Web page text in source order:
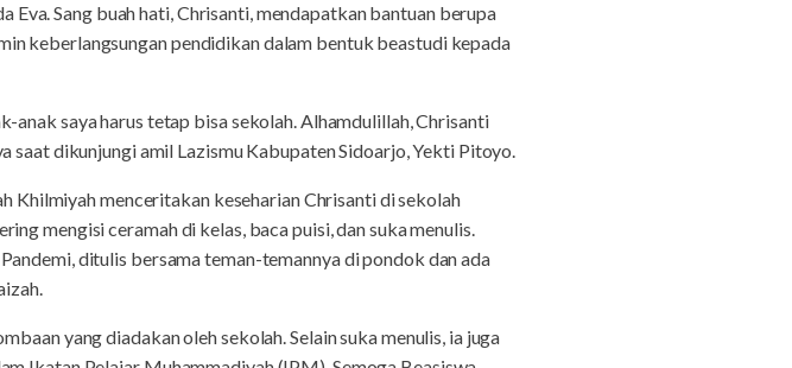
Sang buah hati, Chrisanti, mendapatkan bantuan berupa
keberlangsungan pendidikan dalam bentuk beastudi kepada
saya harus tetap bisa sekolah. Alhamdulillah, Chrisanti
saat dikunjungi amil Lazismu Kabupaten Sidoarjo, Yekti Pitoyo.
Khilmiyah menceritakan keseharian Chrisanti di sekolah
mengisi ceramah di kelas, baca puisi, dan suka menulis.
ditulis bersama teman-temannya di pondok dan ada
yang diadakan oleh sekolah. Selain suka menulis, ia juga